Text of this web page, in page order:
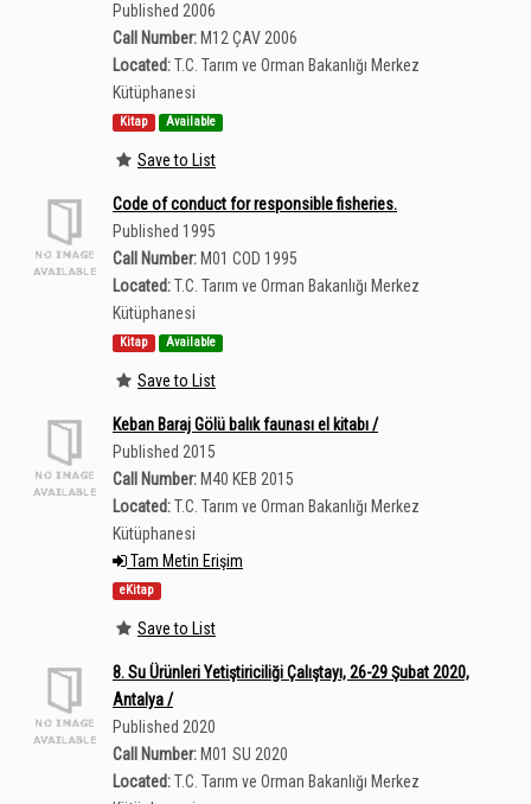
Published 2006
Call Number: M12 ÇAV 2006
Located:T.C. Tarım ve Orman Bakanlığı Merkez
Kütüphanesi
Kitap Available
Save to List
Code of conduct for responsible fisheries.
Published 1995
Call Number: M01 COD 1995
Located:T.C. Tarım ve Orman Bakanlığı Merkez
Kütüphanesi
Kitap Available
Save to List
Keban Baraj Gölü balık faunası el kitabı /
Published 2015
Call Number: M40 KEB 2015
Located:T.C. Tarım ve Orman Bakanlığı Merkez
Kütüphanesi
Tam Metin Erişim
eKitap
Save to List
8. Su Ürünleri Yetiştiriciliği Çalıştayı, 26-29 Şubat 2020,
Antalya /
Published 2020
Call Number: M01 SU 2020
Located:T.C. Tarım ve Orman Bakanlığı Merkez